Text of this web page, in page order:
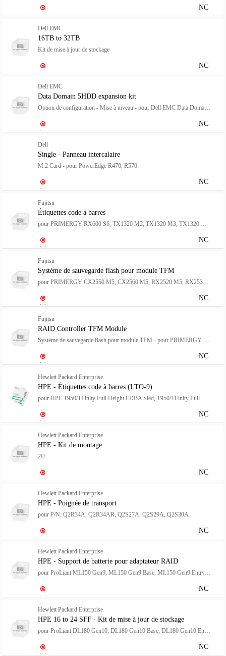
NC
Dell EMC
16TB to 32TB
Kit de mise à jour de stockage
NC
Dell EMC
Data Domain 5HDD expansion kit
NC
Dell
Single - Panneau intercalaire
M.2 Card - pour PowerEdge R470, R570
NC
Fujitsu
Étiquettes code à barres
NC
Fujitsu
Système de sauvegarde flash pour module TFM
NC
Fujitsu
RAID Controller TFM Module
NC
Hewlett Packard Enterprise
HPE - Étiquettes code à barres (LTO-9)
NC
Hewlett Packard Enterprise
HPE - Kit de montage
2U
NC
Hewlett Packard Enterprise
HPE - Poignée de transport
pour P/N: Q2R34A, Q2R34AR, Q2S27A, Q2S29A, Q2S30A
NC
Hewlett Packard Enterprise
HPE - Support de batterie pour adaptateur RAID
pour ProLiant ML150 Gen9, ML150 Gen9 Base, ML150 Gen9 Entry, ML150 Gen9 Performance
NC
Hewlett Packard Enterprise
HPE 16 to 24 SFF - Kit de mise à jour de stockage
NC